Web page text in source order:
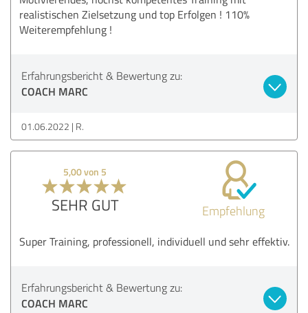
realistischen Zielsetzung und top Erfolgen ! 110%
Weiterempfehlung !
Erfahrungsbericht & Bewertung zu:
COACH MARC
01.06.2022 R.
5,00 von 5
SEHR GUT Empfehlung
Super Training, professionell, individuell und sehr effektiv.
Erfahrungsbericht & Bewertung zu:
COACH MARC